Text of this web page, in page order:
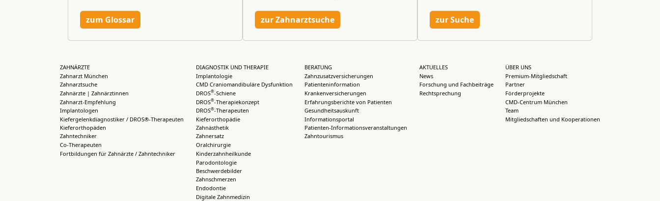
zum Glossar zur Zahnarztsuche zur Suche
ZAHNÄRZTE
Zahnarzt München
Zahnarztsuche
Zahnärzte | Zahnärztinnen
Zahnarzt-Empfehlung
Implantologen
Kiefergelenkdiagnostiker / DROS®-Therapeuten
Kieferorthopäden
Zahntechniker
Co-Therapeuten
Fortbildungen für Zahnärzte / Zahntechniker
DIAGNOSTIK UND THERAPIE
Implantologie
CMD Craniomandibuläre Dysfunktion
DROS®-Schiene
DROS®-Therapiekonzept
DROS®-Therapeuten
Kieferorthopädie
Zahnästhetik
Zahnersatz
Oralchirurgie
Kinderzahnheilkunde
Parodontologie
Beschwerdebilder
Zahnschmerzen
Endodontie
Digitale Zahnmedizin
BERATUNG
Zahnzusatzversicherungen
Patienteninformation
Krankenversicherungen
Erfahrungsberichte von Patienten
Gesundheitsauskunft
Informationsportal
Patienten-Informationsveranstaltungen
Zahntourismus
AKTUELLES
News
Forschung und Fachbeiträge
Rechtsprechung
ÜBER UNS
Premium-Mitgliedschaft
Partner
Förderprojekte
CMD-Centrum München
Team
Mitgliedschaften und Kooperationen